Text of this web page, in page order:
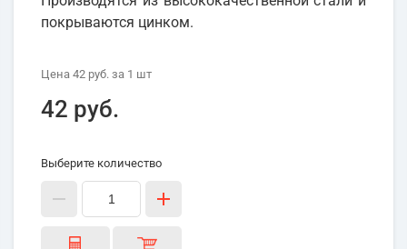
покрываются цинком.
Цена 42 руб. за 1 шт
42 руб.
Выберите количество